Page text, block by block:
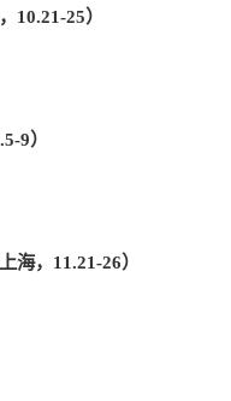
10.21-25）
9）
海，11.21-26）